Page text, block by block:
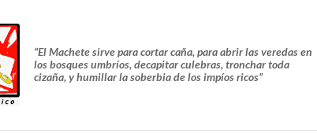
“El Machete sirve para cortar caña, para abrir las veredas en
los bosques umbríos, decapitar culebras, tronchar toda
cizaña, y humillar la soberbia de los impíos ricos”